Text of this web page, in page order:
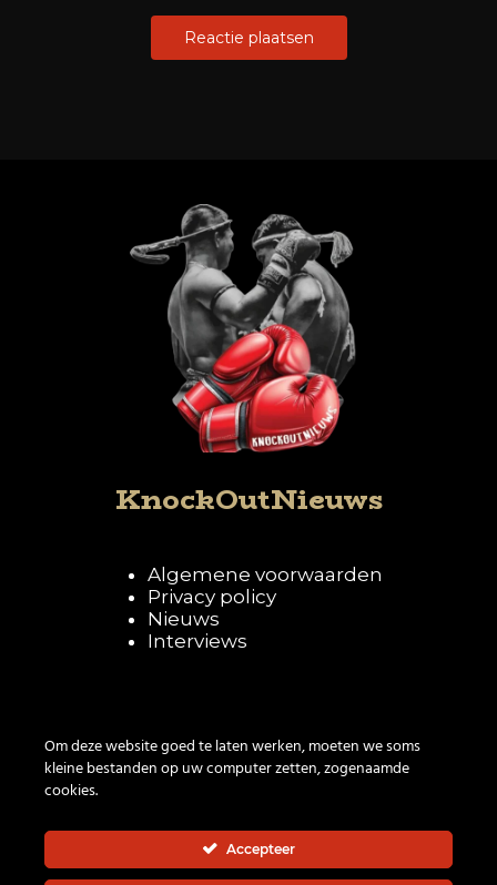
KnockOutNieuws
Algemene voorwaarden
Privacy policy
Nieuws
Interviews
Om deze website goed te laten werken, moeten we soms
kleine bestanden op uw computer zetten, zogenaamde
cookies.
Accepteer